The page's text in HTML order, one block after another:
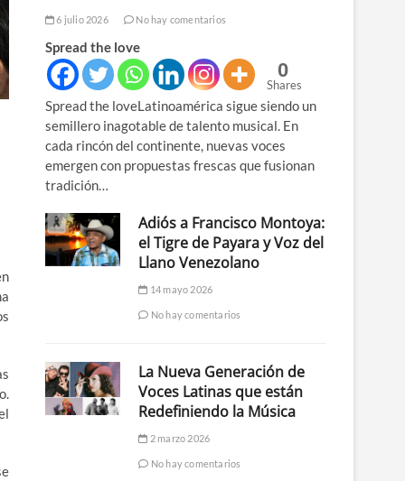
6 julio 2026 No hay comentarios
Spread the love
0
Shares
Spread the loveLatinoamérica sigue siendo un
semillero inagotable de talento musical. En
cada rincón del continente, nuevas voces
emergen con propuestas frescas que fusionan
tradición…
Adiós a Francisco Montoya:
el Tigre de Payara y Voz del
Llano Venezolano
14 mayo 2026
No hay comentarios
La Nueva Generación de
Voces Latinas que están
Redefiniendo la Música
2 marzo 2026
No hay comentarios